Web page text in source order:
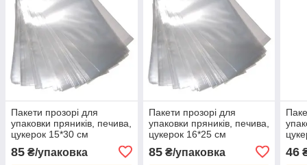
Пакети прозорі для
упаковки пряників, печива,
цукерок 15*30 см
85 ₴/упаковка
Пакети прозорі для
упаковки пряників, печива,
цукерок 16*25 см
85₴/упаковка 46